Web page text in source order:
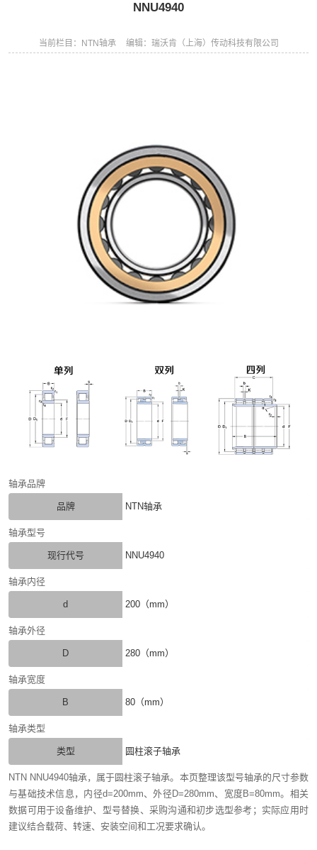
NNU4940
当前栏目：NTN轴承 编辑：瑞沃肯（上海）传动科技有限公司
轴承品牌
品牌 NTN轴承
轴承型号
现行代号 NNU4940
轴承内径
d 200（mm）
轴承外径
D 280（mm）
轴承宽度
B 80（mm）
轴承类型
类型 圆柱滚子轴承
NTN NNU4940轴承，属于圆柱滚子轴承。本页整理该型号轴承的尺寸参数
与基础技术信息，内径d=200mm、外径D=280mm、宽度B=80mm。相关
数据可用于设备维护、型号替换、采购沟通和初步选型参考；实际应用时
建议结合载荷、转速、安装空间和工况要求确认。